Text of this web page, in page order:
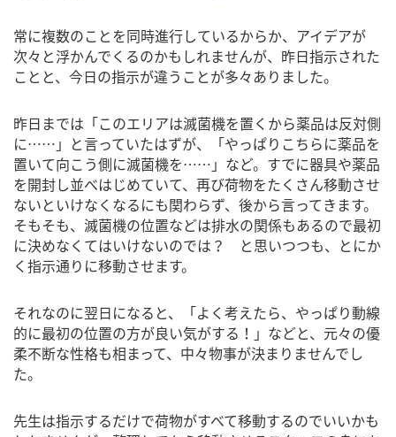
常に複数のことを同時進行しているからか、アイデアが
次々と浮かんでくるのかもしれませんが、昨日指示された
ことと、今日の指示が違うことが多々ありました。
昨日までは「このエリアは滅菌機を置くから薬品は反対側
に……」と言っていたはずが、「やっぱりこちらに薬品を
置いて向こう側に滅菌機を……」など。すでに器具や薬品
を開封し並べはじめていて、再び荷物をたくさん移動させ
ないといけなくなるにも関わらず、後から言ってきます。
そもそも、滅菌機の位置などは排水の関係もあるので最初
に決めなくてはいけないのでは？ と思いつつも、とにか
く指示通りに移動させます。
それなのに翌日になると、「よく考えたら、やっぱり動線
的に最初の位置の方が良い気がする！」などと、元々の優
柔不断な性格も相まって、中々物事が決まりませんでし
た。
先生は指示するだけで荷物がすべて移動するのでいいかも